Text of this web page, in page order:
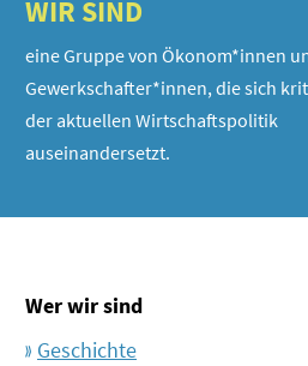
WIR SIND
eine Gruppe von Ökonom*innen
Gewerkschafter*innen, die sich
der aktuellen Wirtschaftspolitik
auseinandersetzt.
Wer wir sind
Geschichte